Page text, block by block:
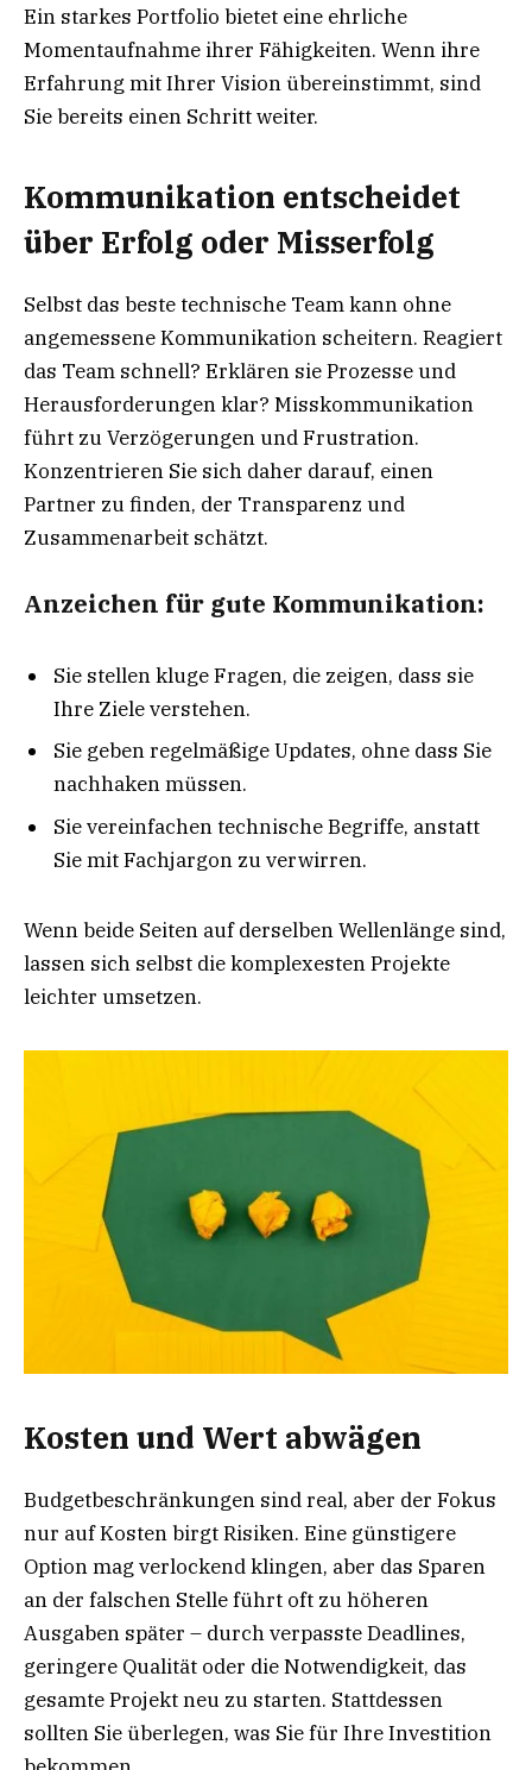
Ein starkes Portfolio bietet eine ehrliche
Momentaufnahme ihrer Fähigkeiten. Wenn ihre
Erfahrung mit Ihrer Vision übereinstimmt, sind
Sie bereits einen Schritt weiter.
Kommunikation entscheidet
über Erfolg oder Misserfolg
Selbst das beste technische Team kann ohne
angemessene Kommunikation scheitern. Reagiert
das Team schnell? Erklären sie Prozesse und
Herausforderungen klar? Misskommunikation
führt zu Verzögerungen und Frustration.
Konzentrieren Sie sich daher darauf, einen
Partner zu finden, der Transparenz und
Zusammenarbeit schätzt.
Anzeichen für gute Kommunikation:
Sie stellen kluge Fragen, die zeigen, dass sie
Ihre Ziele verstehen.
Sie geben regelmäßige Updates, ohne dass Sie
nachhaken müssen.
Sie vereinfachen technische Begriffe, anstatt
Sie mit Fachjargon zu verwirren.
Wenn beide Seiten auf derselben Wellenlänge sind,
lassen sich selbst die komplexesten Projekte
leichter umsetzen.
Kosten und Wert abwägen
Budgetbeschränkungen sind real, aber der Fokus
nur auf Kosten birgt Risiken. Eine günstigere
Option mag verlockend klingen, aber das Sparen
an der falschen Stelle führt oft zu höheren
Ausgaben später – durch verpasste Deadlines,
geringere Qualität oder die Notwendigkeit, das
gesamte Projekt neu zu starten. Stattdessen
sollten Sie überlegen, was Sie für Ihre Investition